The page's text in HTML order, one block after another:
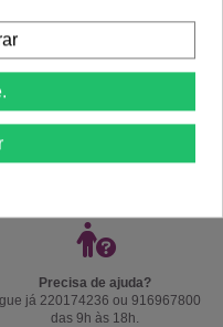
Precisa de ajuda?
já 220174236 ou 916967800
das 9h às 18h.